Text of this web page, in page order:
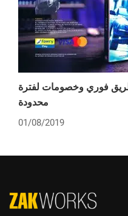
فوري وخصومات لفترة
محدودة
01/08/2019